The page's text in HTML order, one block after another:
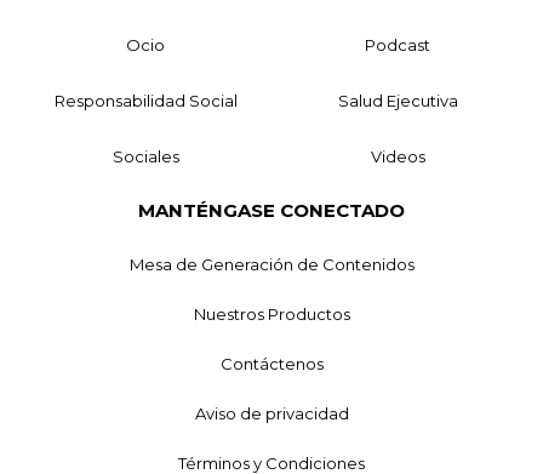
Ocio Podcast
Responsabilidad Social Salud Ejecutiva
Sociales Videos
MANTÉNGASE CONECTADO
Mesa de Generación de Contenidos
Nuestros Productos
Contáctenos
Aviso de privacidad
Términos y Condiciones